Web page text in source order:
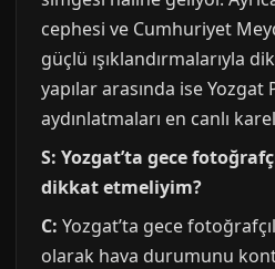
cephesi ve Cumhuriyet
güçlü ışıklandırmalarıyla
yapılar arasında ise Yozgat
aydınlatmaları en canlı
S: Yozgat’ta gece
dikkat etmeliyim?
C: Yozgat’ta gece
olarak hava durumunu